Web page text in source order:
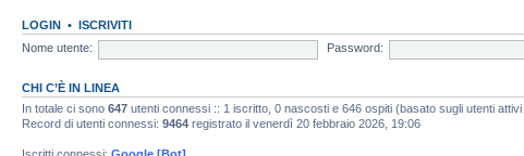
LOGIN • ISCRIVITI
Nome utente:
Password:
CHI C’È IN LINEA
In totale ci sono 647 utenti connessi :: 1 iscritto, 0 nascosti e 646 ospiti (basato sugli utenti attivi
Record di utenti connessi: 9464 registrato il venerdì 20 febbraio 2026, 19:06
Iscritti connessi: Google [Bot]